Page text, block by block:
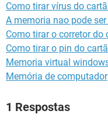
Como tirar vírus do
A memoria nao pode
Como tirar o corretor do
Como tirar o pin do
Memoria virtual
Memória de computador
1 Respostas